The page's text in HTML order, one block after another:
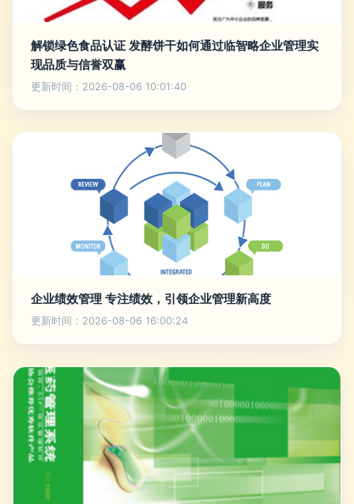
解锁绿色食品认证 发酵饼干如何通过临智略企业管理实
现品质与信誉双赢
更新时间：2026-08-06 10:01:40
企业绩效管理 专注绩效，引领企业管理新高度
更新时间：2026-08-06 16:00:24